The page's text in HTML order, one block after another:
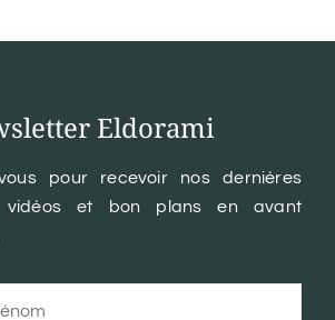
Eldorami
vous pour recevoir nos dernières
vidéos et bon plans en avant